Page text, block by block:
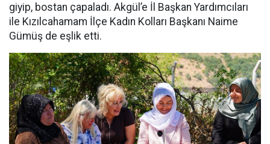
giyip, bostan çapaladı. Akgül’e İl Başkan Yardımcıları
ile Kızılcahamam İlçe Kadın Kolları Başkanı Naime
Gümüş de eşlik etti.